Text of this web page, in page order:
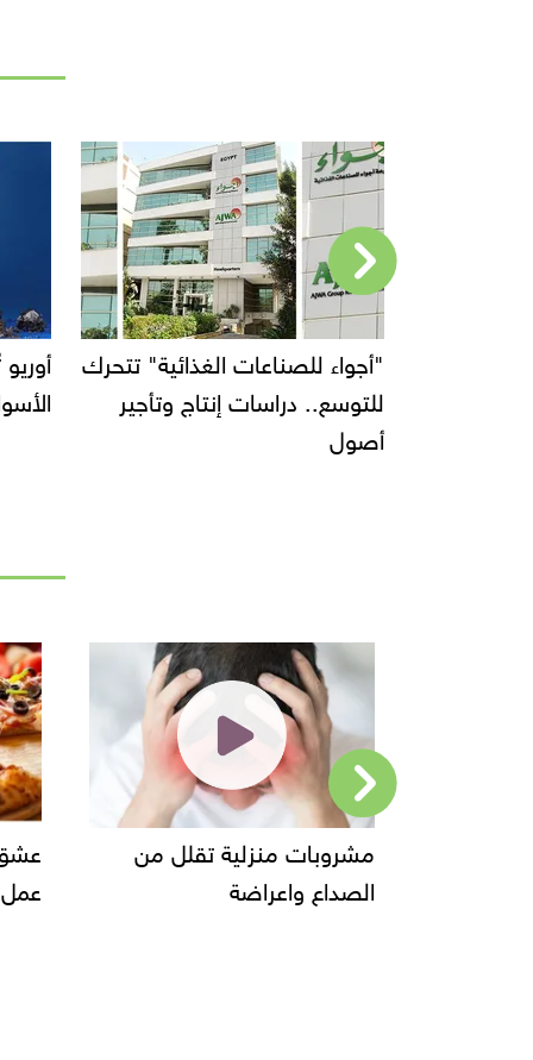
"أجواء للصناعات الغذائية" تتحرك
للتوسع.. دراسات إنتاج وتأجير
الأسواق بالولايات
مشروبات منزلية تقلل من
الصداع واعراضة
عشق
عمل